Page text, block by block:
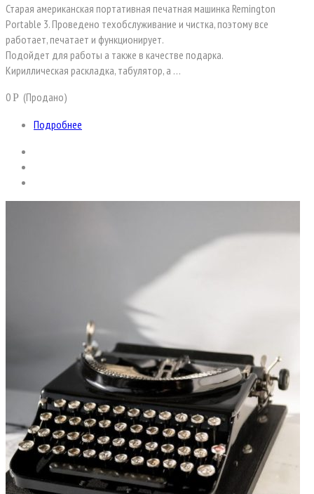
Старая американская портативная печатная машинка Remington
Portable 3. Проведено техобслуживание и чистка, поэтому все
работает, печатает и функционирует.
Подойдет для работы а также в качестве подарка.
Кириллическая раскладка, табулятор, а …
0Р (Продано)
Подробнее